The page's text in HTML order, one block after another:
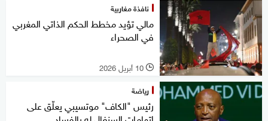
نافذة مغاربية
مالي تؤيد مخطط الحكم الذاتي المغربي
في الصحراء
l 10 أبريل 2026
رياضة
رئيس "الكاف" موتسيبي يعلّق على